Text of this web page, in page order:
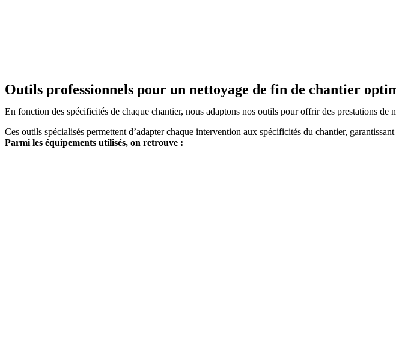
Outils professionnels pour un nettoyage de fin de chantier
En fonction des spécificités de chaque chantier, nous adaptons nos outils pour offrir des prestations de
Ces outils spécialisés permettent d’adapter chaque intervention aux spécificités du chantier,
Parmi les équipements utilisés, on retrouve :